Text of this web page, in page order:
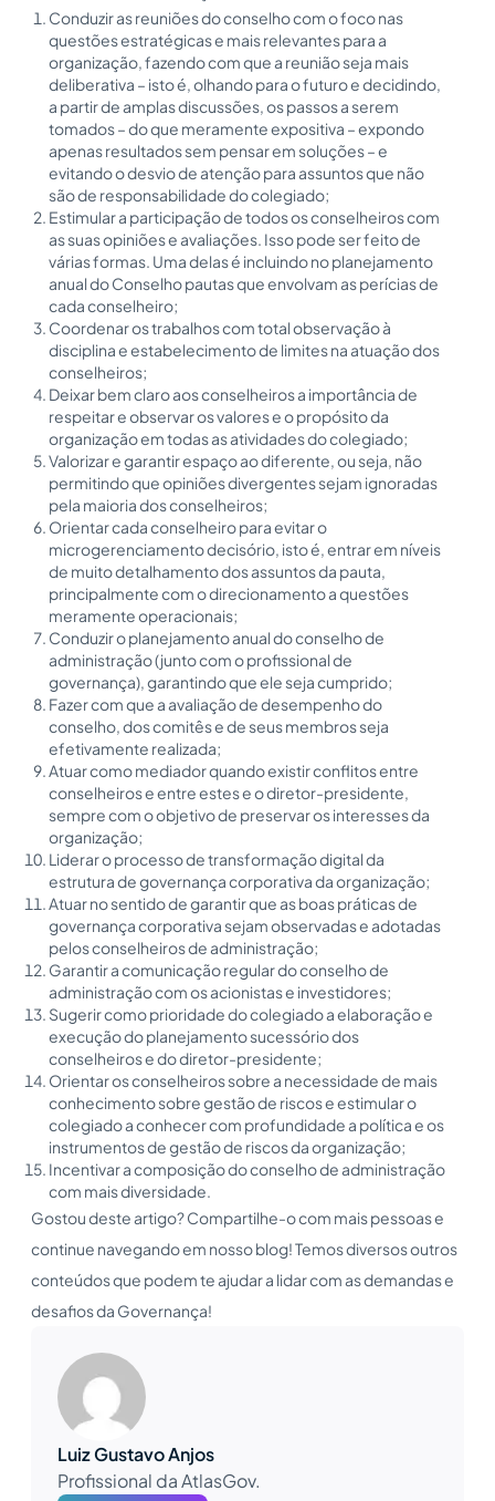
Conduzir as reuniões do conselho com o foco nas
questões estratégicas e mais relevantes para a
organização, fazendo com que a reunião seja mais
deliberativa – isto é, olhando para o futuro e decidindo,
a partir de amplas discussões, os passos a serem
tomados – do que meramente expositiva – expondo
apenas resultados sem pensar em soluções – e
evitando o desvio de atenção para assuntos que não
são de responsabilidade do colegiado;
Estimular a participação de todos os conselheiros com
as suas opiniões e avaliações. Isso pode ser feito de
várias formas. Uma delas é incluindo no planejamento
anual do Conselho pautas que envolvam as perícias de
cada conselheiro;
Coordenar os trabalhos com total observação à
disciplina e estabelecimento de limites na atuação dos
conselheiros;
Deixar bem claro aos conselheiros a importância de
respeitar e observar os valores e o propósito da
organização em todas as atividades do colegiado;
Valorizar e garantir espaço ao diferente, ou seja, não
permitindo que opiniões divergentes sejam ignoradas
pela maioria dos conselheiros;
Orientar cada conselheiro para evitar o
microgerenciamento decisório, isto é, entrar em níveis
de muito detalhamento dos assuntos da pauta,
principalmente com o direcionamento a questões
meramente operacionais;
Conduzir o planejamento anual do conselho de
administração (junto com o profissional de
governança), garantindo que ele seja cumprido;
Fazer com que a avaliação de desempenho do
conselho, dos comitês e de seus membros seja
efetivamente realizada;
Atuar como mediador quando existir conflitos entre
conselheiros e entre estes e o diretor-presidente,
sempre com o objetivo de preservar os interesses da
organização;
Liderar o processo de transformação digital da
estrutura de governança corporativa da organização;
Atuar no sentido de garantir que as boas práticas de
governança corporativa sejam observadas e adotadas
pelos conselheiros de administração;
Garantir a comunicação regular do conselho de
administração com os acionistas e investidores;
Sugerir como prioridade do colegiado a elaboração e
execução do planejamento sucessório dos
conselheiros e do diretor-presidente;
Orientar os conselheiros sobre a necessidade de mais
conhecimento sobre gestão de riscos e estimular o
colegiado a conhecer com profundidade a política e os
instrumentos de gestão de riscos da organização;
Incentivar a composição do conselho de administração
com mais diversidade.
Gostou deste artigo? Compartilhe-o com mais pessoas e
continue navegando em nosso blog! Temos diversos outros
conteúdos que podem te ajudar a lidar com as demandas e
desafios da Governança!
Luiz Gustavo Anjos
Profissional da AtlasGov.